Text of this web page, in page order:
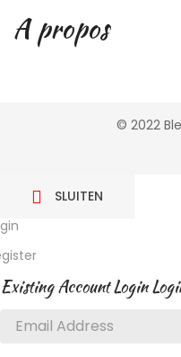
A propos
© 2022

SLUITEN
Existing Account Login